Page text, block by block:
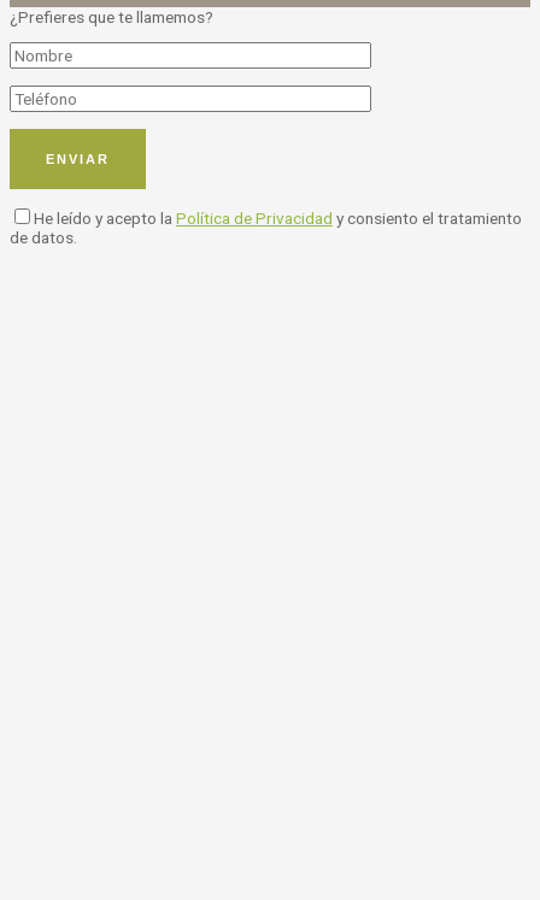
¿Prefieres que te llamemos?
He leído y acepto la Política de Privacidad y consiento el tratamiento
de datos.